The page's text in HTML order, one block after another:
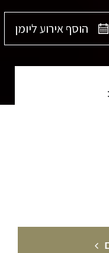
הוסף אירוע ליומן